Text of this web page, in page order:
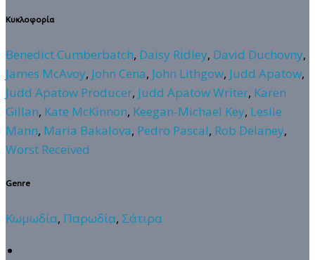
Κυκλοφορία
Benedict Cumberbatch, Daisy Ridley, David Duchovny,
James McAvoy, John Cena, John Lithgow, Judd Apatow,
Judd Apatow Producer, Judd Apatow Writer, Karen
Gillan, Kate McKinnon, Keegan-Michael Key, Leslie
Mann, Maria Bakalova, Pedro Pascal, Rob Delaney,
Worst Received
Genre
Κωμωδία, Παρωδία, Σάτιρα